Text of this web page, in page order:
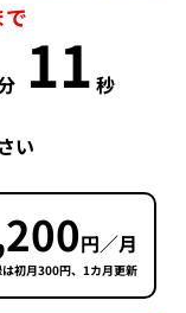
11 秒
い
円／月
初月300円、1カ月更新